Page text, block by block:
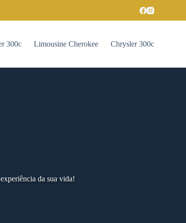
300c Limousine Cherokee Chrysler 300c
da sua vida!